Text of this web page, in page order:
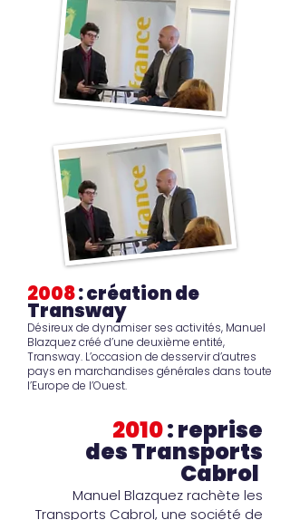
2008: création de
Transway
Désireux de dynamiser ses activités, Manuel
Blazquez créé d’une deuxième entité,
Transway. L’occasion de desservir d’autres
pays en marchandises générales dans toute
l’Europe de l’Ouest.
2010: reprise
des Transports
Cabrol
Manuel Blazquez rachète les
Transports Cabrol, une société de